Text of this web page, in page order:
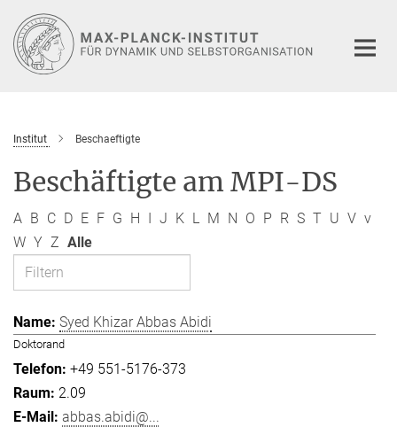
Hauptinhalt
Institut Beschaeftigte
Beschäftigte am MPI-DS
A B C D E F G H I J K L M N O P R S T U V v
W Y Z Alle
Syed Khizar Abbas Abidi
Doktorand
+49 551-5176-373
2.09
abbas.abidi@...